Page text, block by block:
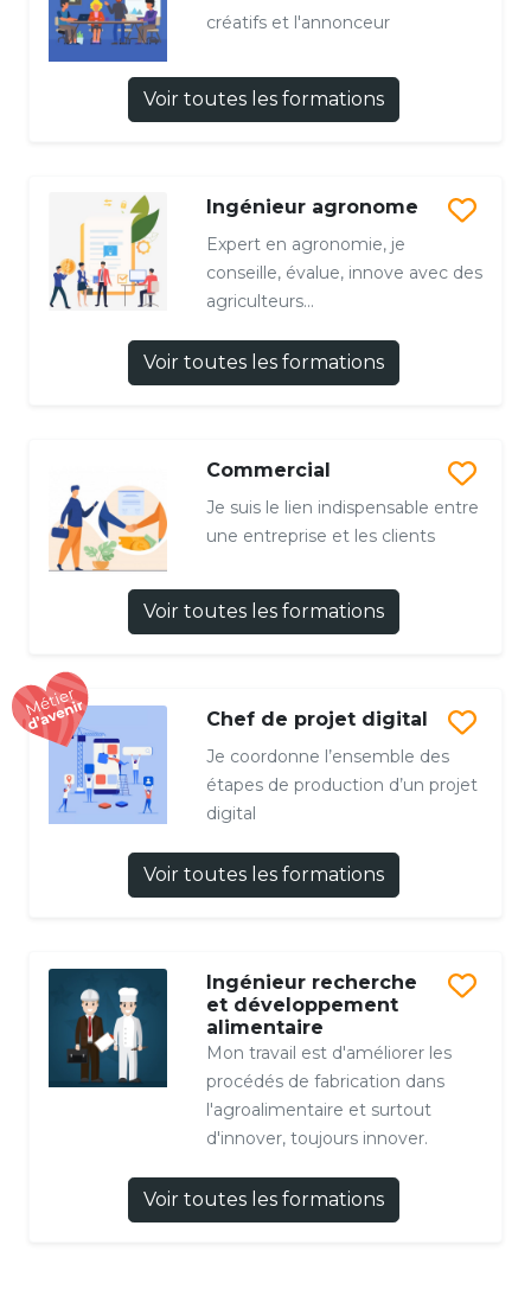
créatifs et l'annonceur
Voir toutes les formations
Ingénieur agronome
Expert en agronomie, je
conseille, évalue, innove avec des
agriculteurs...
Voir toutes les formations
Commercial
Je suis le lien indispensable entre
une entreprise et les clients
Voir toutes les formations
Chef de projet digital
Je coordonne l’ensemble des
étapes de production d’un projet
digital
Voir toutes les formations
Ingénieur recherche
et développement
alimentaire
Mon travail est d'améliorer les
procédés de fabrication dans
l'agroalimentaire et surtout
d'innover, toujours innover.
Voir toutes les formations